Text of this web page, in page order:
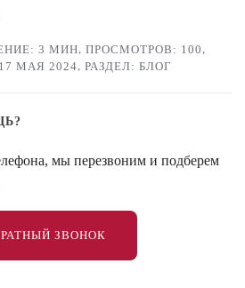
3 МИН, ПРОСМОТРОВ: 100 ,
МАЯ 2024, РАЗДЕЛ: БЛОГ
мы перезвоним и подберем
ЗВОНОК